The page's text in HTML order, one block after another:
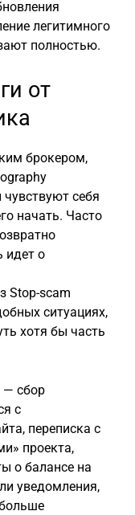
легитимного
полностью.
от
брокером,
себя
начать. Часто
идет о
Stop-scam
ситуациях,
хотя бы часть
сбор
с
переписка с
проекта,
о балансе на
уведомления,